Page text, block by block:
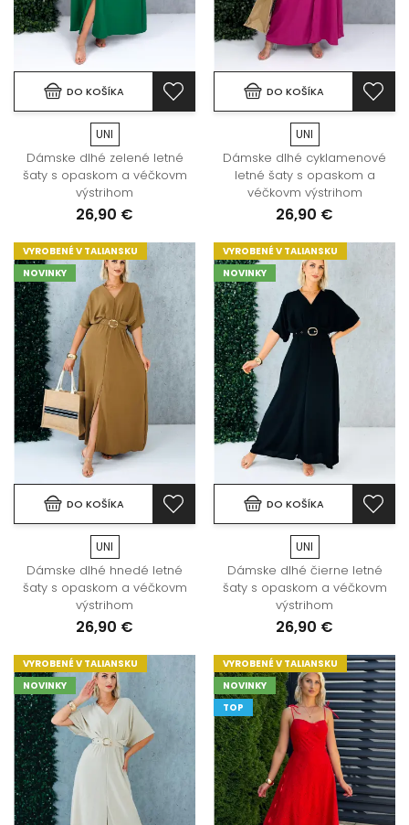
DO KOŠÍKA
UNI
Dámske dlhé zelené letné
šaty s opaskom a véčkovm
výstrihom
26,90 €
DO KOŠÍKA
UNI
Dámske dlhé cyklamenové
letné šaty s opaskom a
véčkovm výstrihom
26,90 €
VYROBENÉ V TALIANSKU
NOVINKY
DO KOŠÍKA
UNI
Dámske dlhé hnedé letné
šaty s opaskom a véčkovm
výstrihom
26,90 €
VYROBENÉ V TALIANSKU
NOVINKY
DO KOŠÍKA
UNI
Dámske dlhé čierne letné
šaty s opaskom a véčkovm
výstrihom
26,90 €
VYROBENÉ V TALIANSKU
NOVINKY
VYROBENÉ V TALIANSKU
NOVINKY
TOP